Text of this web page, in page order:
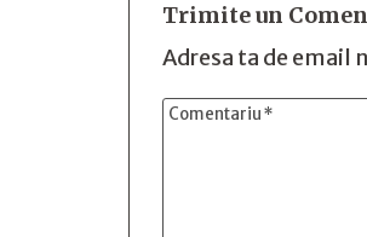
Trimite un
Adresa ta de email